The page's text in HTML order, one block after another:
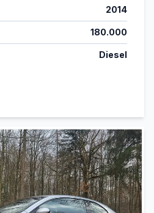
2014
180.000
Diesel